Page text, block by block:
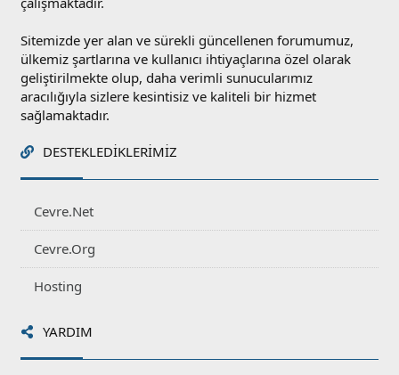
Sitemizde yer alan ve sürekli güncellenen forumumuz,
ülkemiz şartlarına ve kullanıcı ihtiyaçlarına özel olarak
geliştirilmekte olup, daha verimli sunucularımız
aracılığıyla sizlere kesintisiz ve kaliteli bir hizmet
sağlamaktadır.
DESTEKLEDIKLERIMIZ
Cevre.Net
Cevre.Org
Hosting
YARDIM